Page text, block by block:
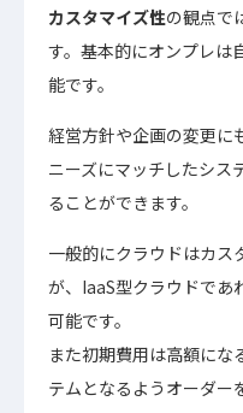
カスタマイズ性の観点で
す。基本的にオンプレは
能です。
経営方針や企画の変更に
ニーズにマッチしたシス
ることができます。
一般的にクラウドはカス
が、IaaS型クラウドであ
可能です。
また初期費用は高額にな
テムとなるようオーダー